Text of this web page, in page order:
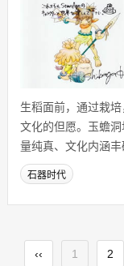
生稻面前，通过栽
文化的但愿。玉蟾
量纯真、文化内涵丰
石器时代
‹‹ 1 2